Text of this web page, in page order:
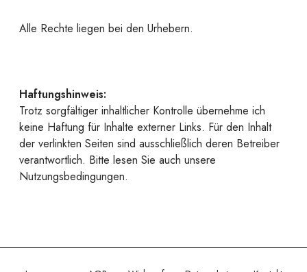
Alle Rechte liegen bei den Urhebern.
Haftungshinweis:
Trotz sorgfältiger inhaltlicher Kontrolle übernehme ich
keine Haftung für Inhalte externer Links. Für den Inhalt
der verlinkten Seiten sind ausschließlich deren Betreiber
verantwortlich. Bitte lesen Sie auch unsere
Nutzungsbedingungen.